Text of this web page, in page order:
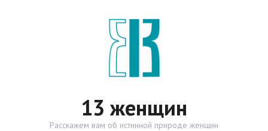
13 женщин
Расскажем вам об истинной природе женщин